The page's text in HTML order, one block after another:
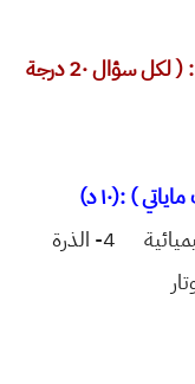
* ملاحظة : اجب عن خمسة اسئلة فقط : ( لكل سؤال 2٠ درجة